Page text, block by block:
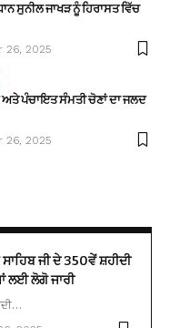
ਸੁਨੀਲ ਜਾਖੜ ਨੂੰ ਹਿਰਾਸਤ ਵਿੱਚ
26, 2025
ਅਤੇ ਪੰਚਾਇਤ ਸੰਮਤੀ ਚੋਣਾਂ ਦਾ ਜਲਦ
26, 2025
ਜੀ ਦੇ 350ਵੇਂ ਸ਼ਹੀਦੀ
ਲਈ ਲੋਗੋ ਜਾਰੀ